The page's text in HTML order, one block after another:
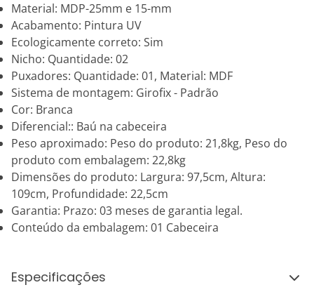
Material: MDP-25mm e 15-mm
Acabamento: Pintura UV
Ecologicamente correto: Sim
Nicho: Quantidade: 02
Puxadores: Quantidade: 01, Material: MDF
Sistema de montagem: Girofix - Padrão
Cor: Branca
Diferencial:: Baú na cabeceira
Peso aproximado: Peso do produto: 21,8kg, Peso do
produto com embalagem: 22,8kg
Dimensões do produto: Largura: 97,5cm, Altura:
109cm, Profundidade: 22,5cm
Garantia: Prazo: 03 meses de garantia legal.
Conteúdo da embalagem: 01 Cabeceira
Especificações